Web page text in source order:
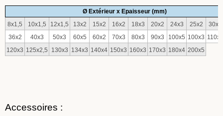
Ø Extérieur x Epaisseur (mm)
8x1,5
10x1,5 12x1,5 13x2 15x2 16x2 18x3 20x2 24x3 25x2
30x3
36x2
40x3 50x3 60x5 60x2 70x3 80x3 90x3 100x5 100x3 110x5
120x3 125x2,5 130x3 134x3 140x4 150x3 160x3 170x3 180x4 200x5
Accessoires :